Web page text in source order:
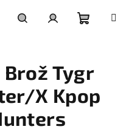
košík
Brož Tygr
X Kpop